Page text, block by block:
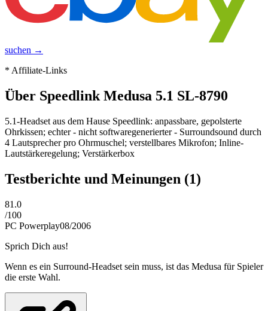
suchen →
* Affiliate-Links
Über Speedlink Medusa 5.1 SL-8790
5.1-Headset aus dem Hause Speedlink: anpassbare, gepolsterte
Ohrkissen; echter - nicht softwaregenerierter - Surroundsound durch
4 Lautsprecher pro Ohrmuschel; verstellbares Mikrofon; Inline-
Lautstärkeregelung; Verstärkerbox
Testberichte und Meinungen (1)
81.0
/100
PC Powerplay08/2006
Sprich Dich aus!
Wenn es ein Surround-Headset sein muss, ist das Medusa für Spieler
die erste Wahl.